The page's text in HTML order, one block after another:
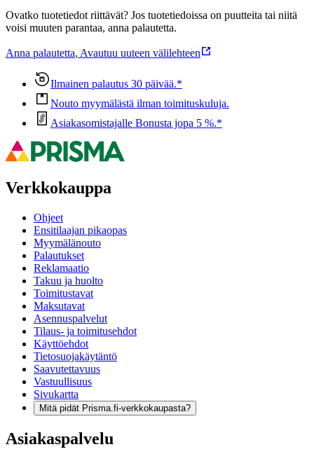
Ovatko tuotetiedot riittävät? Jos tuotetiedoissa on puutteita tai niitä
voisi muuten parantaa, anna palautetta.
Anna palautetta, Avautuu uuteen välilehteen
Ilmainen palautus 30 päivää.*
Nouto myymälästä ilman toimituskuluja.
Asiakasomistajalle Bonusta jopa 5 %.*
Verkkokauppa
Ohjeet
Ensitilaajan pikaopas
Myymälänouto
Palautukset
Reklamaatio
Takuu ja huolto
Toimitustavat
Maksutavat
Asennuspalvelut
Tilaus- ja toimitusehdot
Käyttöehdot
Tietosuojakäytäntö
Saavutettavuus
Vastuullisuus
Sivukartta
Mitä pidät Prisma.fi-verkkokaupasta?
Asiakaspalvelu